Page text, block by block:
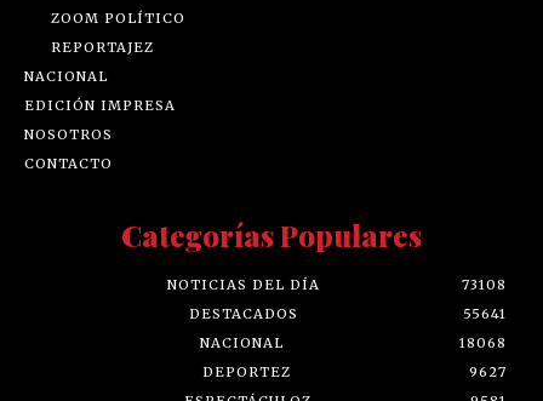
ZOOM POLÍTICO
REPORTAJEZ
NACIONAL
EDICIÓN IMPRESA
NOSOTROS
CONTACTO
Categorías Populares
NOTICIAS DEL DÍA
73108
DESTACADOS
55641
NACIONAL
18068
DEPORTEZ
9627